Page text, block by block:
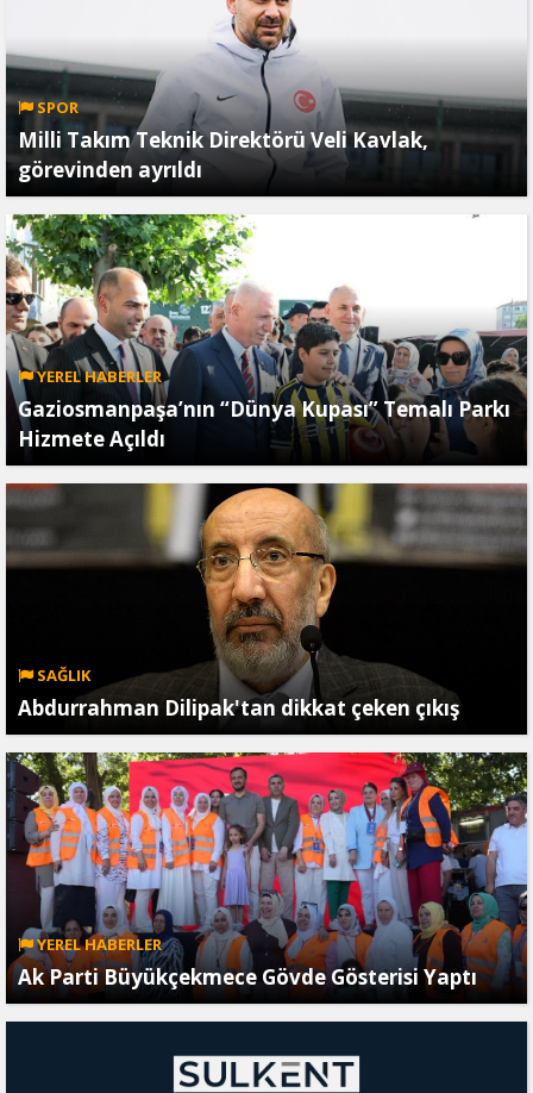
SPOR
Milli Takım Teknik Direktörü Veli Kavlak,
görevinden ayrıldı
YEREL HABERLER
Gaziosmanpaşa’nın “Dünya Kupası” Temalı Parkı
Hizmete Açıldı
SAĞLIK
Abdurrahman Dilipak'tan dikkat çeken çıkış
YEREL HABERLER
Ak Parti Büyükçekmece Gövde Gösterisi Yaptı